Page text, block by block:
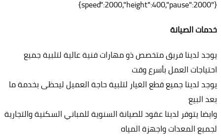
{"speed":2000,"height":400,"pause":2000}
خدمات الصيانة
يوجد لدينا فريق متخصص ذو مهارات فنية عالية لتلبية جميع
احتياجات العمل بأسرع وقت
يوجد لدينا جميع قطع الغيار لتلبية حاجة العميل ليحظى بخدمة ما
بعد البيع
وايضا يتوفر لدينا عقود للصيانة السنوية للمباني السكنية والتجارية
لجميع المعدات واجهزة المياه